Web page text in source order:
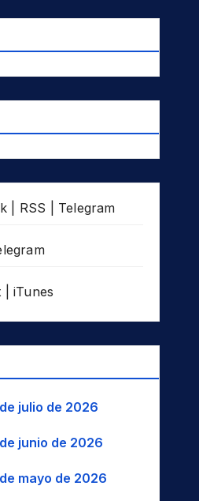
RSS Telegram
iTunes
julio de 2026
junio de 2026
mayo de 2026